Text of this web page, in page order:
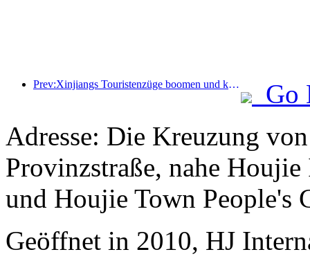
Prev:Xinjiangs Touristenzüge boomen und kurbeln die Kultur- und Tourismuswirtschaft an
Go
Adresse: Die Kreuzung
Provinzstraße, nahe
und Houjie Town People's
Geöffnet in 2010, HJ